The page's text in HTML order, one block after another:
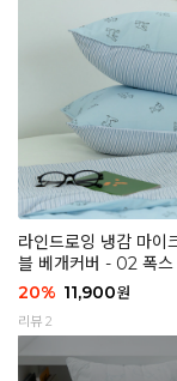
라인드로잉 냉감 마이
블 베개커버 - 02 폭스
20% 11,900원
리뷰 2